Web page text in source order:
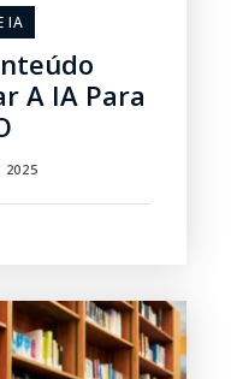
IA
A IA Para
2025